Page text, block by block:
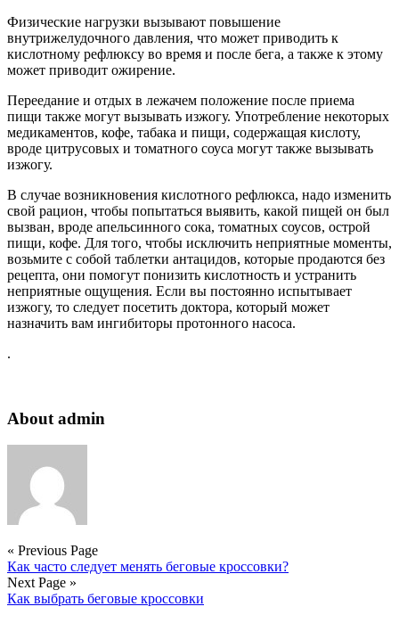
Физические нагрузки вызывают повышение
внутрижелудочного давления, что может приводить к
кислотному рефлюксу во время и после бега, а также к этому
может приводит ожирение.
Переедание и отдых в лежачем положение после приема
пищи также могут вызывать изжогу. Употребление некоторых
медикаментов, кофе, табака и пищи, содержащая кислоту,
вроде цитрусовых и томатного соуса могут также вызывать
изжогу.
В случае возникновения кислотного рефлюкса, надо изменить
свой рацион, чтобы попытаться выявить, какой пищей он был
вызван, вроде апельсинного сока, томатных соусов, острой
пищи, кофе. Для того, чтобы исключить неприятные моменты,
возьмите с собой таблетки антацидов, которые продаются без
рецепта, они помогут понизить кислотность и устранить
неприятные ощущения. Если вы постоянно испытывает
изжогу, то следует посетить доктора, который может
назначить вам ингибиторы протонного насоса.
.
About admin
« Previous Page
Как часто следует менять беговые кроссовки?
Next Page »
Как выбрать беговые кроссовки